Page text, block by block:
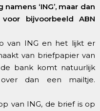
‘ING’, maar dan
bijvoorbeeld ABN
van ING en het lijkt er
van briefpapier van
bank komt natuurlijk
dan een mailtje.
van ING, de brief is op